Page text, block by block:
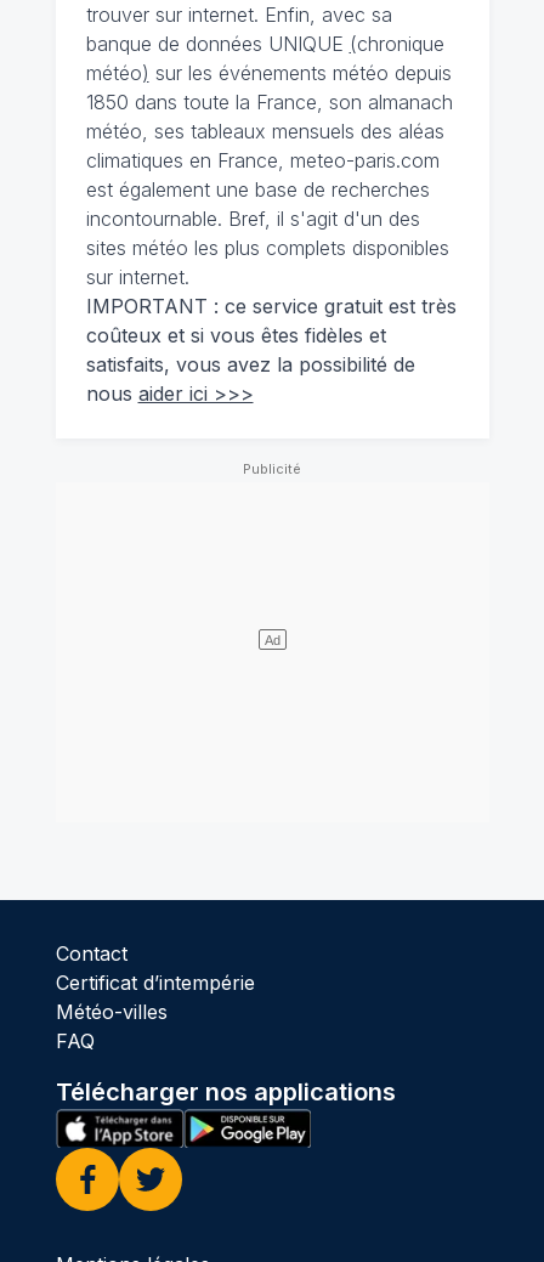
trouver sur internet. Enfin, avec sa
banque de données UNIQUE (chronique
météo) sur les événements météo depuis
1850 dans toute la France, son almanach
météo, ses tableaux mensuels des aléas
climatiques en France, meteo-paris.com
est également une base de recherches
incontournable. Bref, il s'agit d'un des
sites météo les plus complets disponibles
sur internet.
IMPORTANT : ce service gratuit est très
coûteux et si vous êtes fidèles et
satisfaits, vous avez la possibilité de
nous aider ici >>>
Contact
Certificat d’intempérie
Météo-villes
FAQ
Télécharger nos applications
Facebook
Twitter